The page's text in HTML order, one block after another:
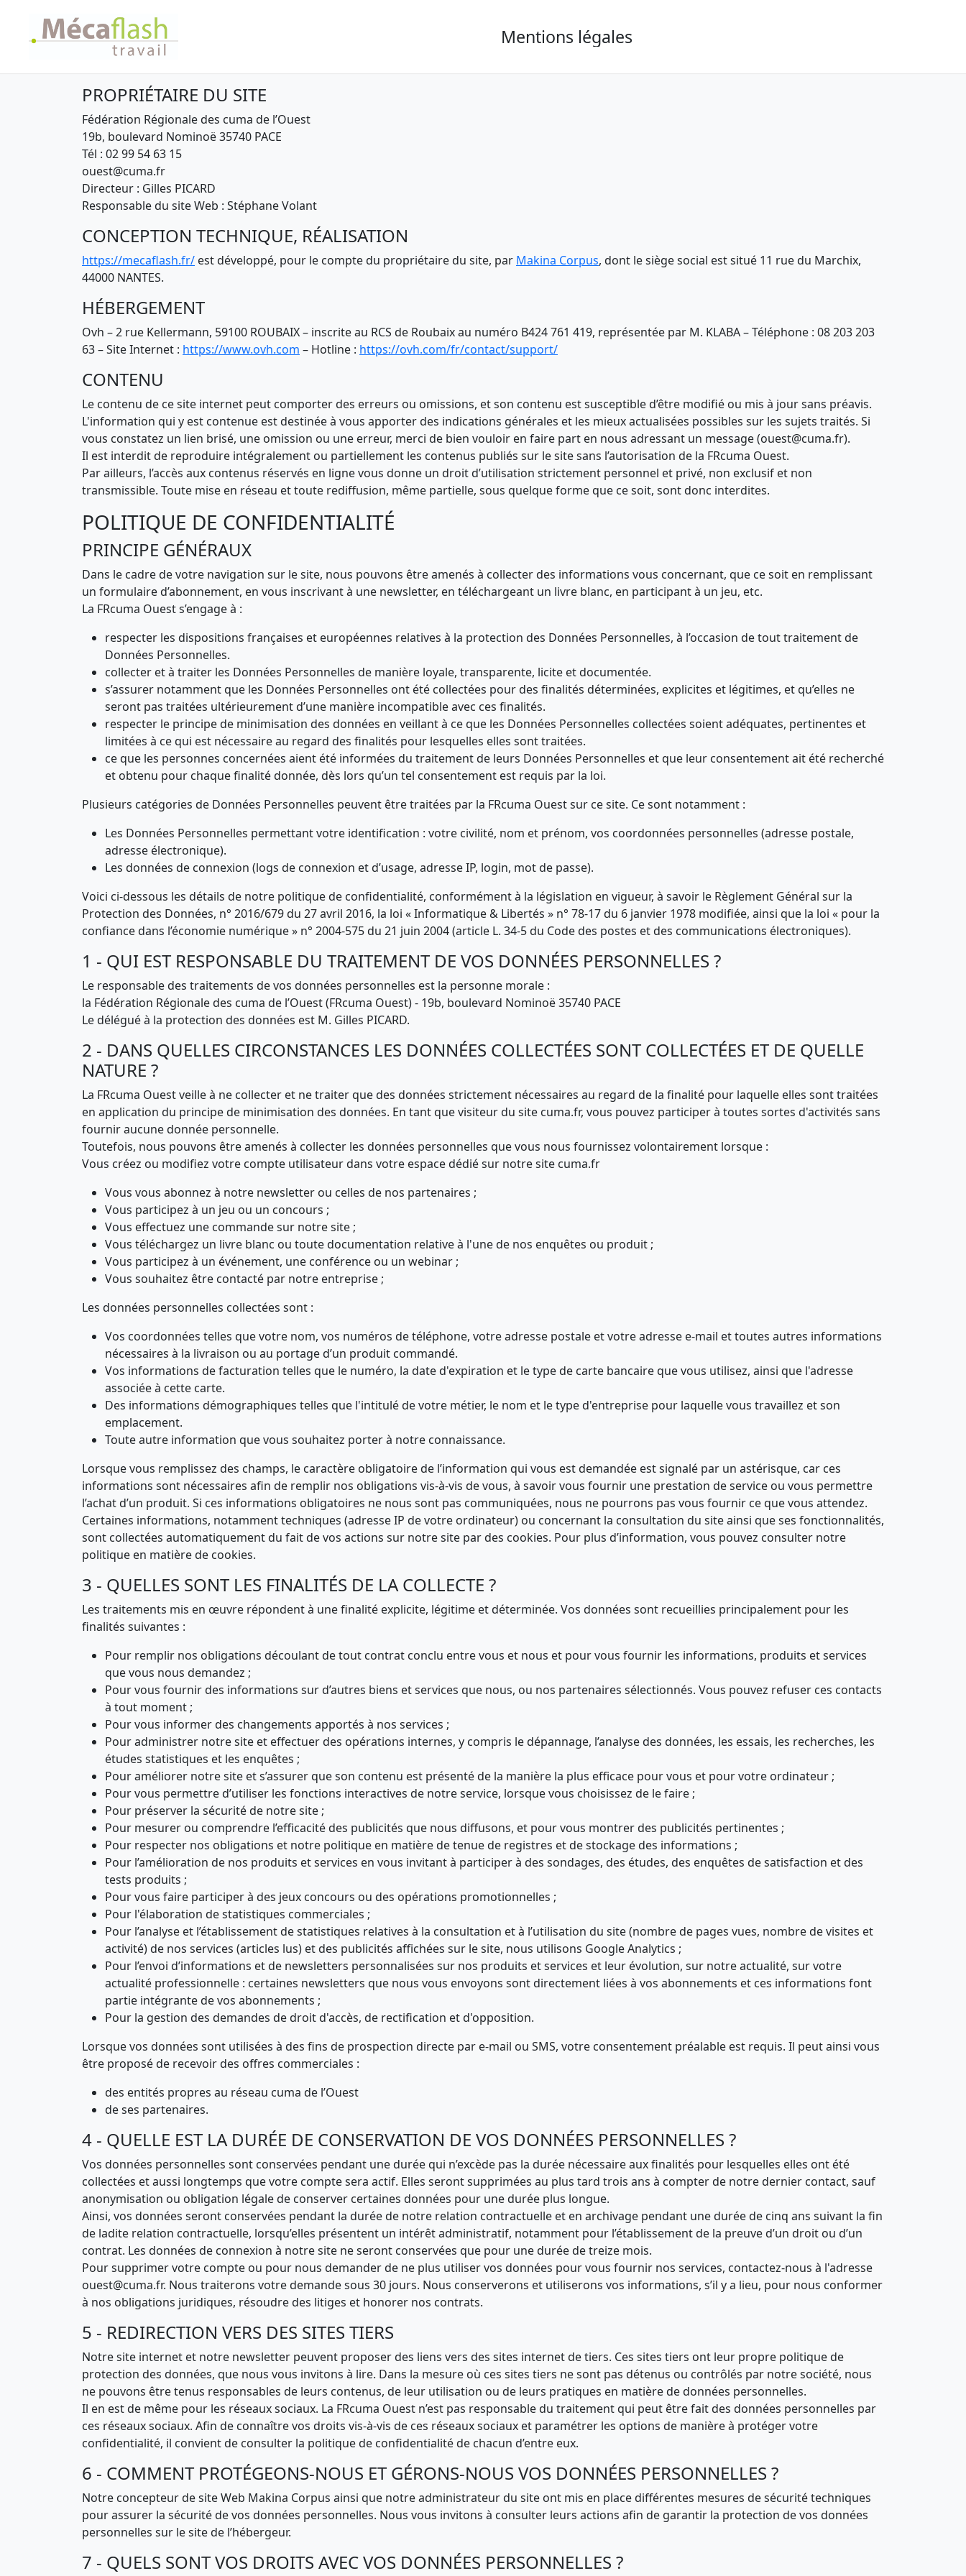
Mentions légales
PROPRIÉTAIRE DU SITE
Fédération Régionale des cuma de l’Ouest
19b, boulevard Nominoë 35740 PACE
Tél : 02 99 54 63 15
ouest@cuma.fr
Directeur : Gilles PICARD
Responsable du site Web : Stéphane Volant
CONCEPTION TECHNIQUE, RÉALISATION
https://mecaflash.fr/ est développé, pour le compte du propriétaire du site, par Makina Corpus, dont le siège social est situé 11 rue du Marchix,
44000 NANTES.
HÉBERGEMENT
Ovh – 2 rue Kellermann, 59100 ROUBAIX – inscrite au RCS de Roubaix au numéro B424 761 419, représentée par M. KLABA – Téléphone : 08 203 203
63 – Site Internet : https://www.ovh.com – Hotline : https://ovh.com/fr/contact/support/
CONTENU
Le contenu de ce site internet peut comporter des erreurs ou omissions, et son contenu est susceptible d’être modifié ou mis à jour sans préavis.
L'information qui y est contenue est destinée à vous apporter des indications générales et les mieux actualisées possibles sur les sujets traités. Si
vous constatez un lien brisé, une omission ou une erreur, merci de bien vouloir en faire part en nous adressant un message (ouest@cuma.fr).
Il est interdit de reproduire intégralement ou partiellement les contenus publiés sur le site sans l’autorisation de la FRcuma Ouest.
Par ailleurs, l’accès aux contenus réservés en ligne vous donne un droit d’utilisation strictement personnel et privé, non exclusif et non
transmissible. Toute mise en réseau et toute rediffusion, même partielle, sous quelque forme que ce soit, sont donc interdites.
POLITIQUE DE CONFIDENTIALITÉ
PRINCIPE GÉNÉRAUX
Dans le cadre de votre navigation sur le site, nous pouvons être amenés à collecter des informations vous concernant, que ce soit en remplissant
un formulaire d’abonnement, en vous inscrivant à une newsletter, en téléchargeant un livre blanc, en participant à un jeu, etc.
La FRcuma Ouest s’engage à :
respecter les dispositions françaises et européennes relatives à la protection des Données Personnelles, à l’occasion de tout traitement de
Données Personnelles.
collecter et à traiter les Données Personnelles de manière loyale, transparente, licite et documentée.
s’assurer notamment que les Données Personnelles ont été collectées pour des finalités déterminées, explicites et légitimes, et qu’elles ne
seront pas traitées ultérieurement d’une manière incompatible avec ces finalités.
respecter le principe de minimisation des données en veillant à ce que les Données Personnelles collectées soient adéquates, pertinentes et
limitées à ce qui est nécessaire au regard des finalités pour lesquelles elles sont traitées.
ce que les personnes concernées aient été informées du traitement de leurs Données Personnelles et que leur consentement ait été recherché
et obtenu pour chaque finalité donnée, dès lors qu’un tel consentement est requis par la loi.
Plusieurs catégories de Données Personnelles peuvent être traitées par la FRcuma Ouest sur ce site. Ce sont notamment :
Les Données Personnelles permettant votre identification : votre civilité, nom et prénom, vos coordonnées personnelles (adresse postale,
adresse électronique).
Les données de connexion (logs de connexion et d’usage, adresse IP, login, mot de passe).
Voici ci-dessous les détails de notre politique de confidentialité, conformément à la législation en vigueur, à savoir le Règlement Général sur la
Protection des Données, n° 2016/679 du 27 avril 2016, la loi « Informatique & Libertés » n° 78-17 du 6 janvier 1978 modifiée, ainsi que la loi « pour la
confiance dans l’économie numérique » n° 2004-575 du 21 juin 2004 (article L. 34-5 du Code des postes et des communications électroniques).
1 - QUI EST RESPONSABLE DU TRAITEMENT DE VOS DONNÉES PERSONNELLES ?
Le responsable des traitements de vos données personnelles est la personne morale :
la Fédération Régionale des cuma de l’Ouest (FRcuma Ouest) - 19b, boulevard Nominoë 35740 PACE
Le délégué à la protection des données est M. Gilles PICARD.
2 - DANS QUELLES CIRCONSTANCES LES DONNÉES COLLECTÉES SONT COLLECTÉES ET DE QUELLE
NATURE ?
La FRcuma Ouest veille à ne collecter et ne traiter que des données strictement nécessaires au regard de la finalité pour laquelle elles sont traitées
en application du principe de minimisation des données. En tant que visiteur du site cuma.fr, vous pouvez participer à toutes sortes d'activités sans
fournir aucune donnée personnelle.
Toutefois, nous pouvons être amenés à collecter les données personnelles que vous nous fournissez volontairement lorsque :
Vous créez ou modifiez votre compte utilisateur dans votre espace dédié sur notre site cuma.fr
Vous vous abonnez à notre newsletter ou celles de nos partenaires ;
Vous participez à un jeu ou un concours ;
Vous effectuez une commande sur notre site ;
Vous téléchargez un livre blanc ou toute documentation relative à l'une de nos enquêtes ou produit ;
Vous participez à un événement, une conférence ou un webinar ;
Vous souhaitez être contacté par notre entreprise ;
Les données personnelles collectées sont :
Vos coordonnées telles que votre nom, vos numéros de téléphone, votre adresse postale et votre adresse e-mail et toutes autres informations
nécessaires à la livraison ou au portage d’un produit commandé.
Vos informations de facturation telles que le numéro, la date d'expiration et le type de carte bancaire que vous utilisez, ainsi que l'adresse
associée à cette carte.
Des informations démographiques telles que l'intitulé de votre métier, le nom et le type d'entreprise pour laquelle vous travaillez et son
emplacement.
Toute autre information que vous souhaitez porter à notre connaissance.
Lorsque vous remplissez des champs, le caractère obligatoire de l’information qui vous est demandée est signalé par un astérisque, car ces
informations sont nécessaires afin de remplir nos obligations vis-à-vis de vous, à savoir vous fournir une prestation de service ou vous permettre
l’achat d’un produit. Si ces informations obligatoires ne nous sont pas communiquées, nous ne pourrons pas vous fournir ce que vous attendez.
Certaines informations, notamment techniques (adresse IP de votre ordinateur) ou concernant la consultation du site ainsi que ses fonctionnalités,
sont collectées automatiquement du fait de vos actions sur notre site par des cookies. Pour plus d’information, vous pouvez consulter notre
politique en matière de cookies.
3 - QUELLES SONT LES FINALITÉS DE LA COLLECTE ?
Les traitements mis en œuvre répondent à une finalité explicite, légitime et déterminée. Vos données sont recueillies principalement pour les
finalités suivantes :
Pour remplir nos obligations découlant de tout contrat conclu entre vous et nous et pour vous fournir les informations, produits et services
que vous nous demandez ;
Pour vous fournir des informations sur d’autres biens et services que nous, ou nos partenaires sélectionnés. Vous pouvez refuser ces contacts
à tout moment ;
Pour vous informer des changements apportés à nos services ;
Pour administrer notre site et effectuer des opérations internes, y compris le dépannage, l’analyse des données, les essais, les recherches, les
études statistiques et les enquêtes ;
Pour améliorer notre site et s’assurer que son contenu est présenté de la manière la plus efficace pour vous et pour votre ordinateur ;
Pour vous permettre d’utiliser les fonctions interactives de notre service, lorsque vous choisissez de le faire ;
Pour préserver la sécurité de notre site ;
Pour mesurer ou comprendre l’efficacité des publicités que nous diffusons, et pour vous montrer des publicités pertinentes ;
Pour respecter nos obligations et notre politique en matière de tenue de registres et de stockage des informations ;
Pour l’amélioration de nos produits et services en vous invitant à participer à des sondages, des études, des enquêtes de satisfaction et des
tests produits ;
Pour vous faire participer à des jeux concours ou des opérations promotionnelles ;
Pour l'élaboration de statistiques commerciales ;
Pour l’analyse et l’établissement de statistiques relatives à la consultation et à l’utilisation du site (nombre de pages vues, nombre de visites et
activité) de nos services (articles lus) et des publicités affichées sur le site, nous utilisons Google Analytics ;
Pour l’envoi d’informations et de newsletters personnalisées sur nos produits et services et leur évolution, sur notre actualité, sur votre
actualité professionnelle : certaines newsletters que nous vous envoyons sont directement liées à vos abonnements et ces informations font
partie intégrante de vos abonnements ;
Pour la gestion des demandes de droit d'accès, de rectification et d'opposition.
Lorsque vos données sont utilisées à des fins de prospection directe par e-mail ou SMS, votre consentement préalable est requis. Il peut ainsi vous
être proposé de recevoir des offres commerciales :
des entités propres au réseau cuma de l’Ouest
de ses partenaires.
4 - QUELLE EST LA DURÉE DE CONSERVATION DE VOS DONNÉES PERSONNELLES ?
Vos données personnelles sont conservées pendant une durée qui n’excède pas la durée nécessaire aux finalités pour lesquelles elles ont été
collectées et aussi longtemps que votre compte sera actif. Elles seront supprimées au plus tard trois ans à compter de notre dernier contact, sauf
anonymisation ou obligation légale de conserver certaines données pour une durée plus longue.
Ainsi, vos données seront conservées pendant la durée de notre relation contractuelle et en archivage pendant une durée de cinq ans suivant la fin
de ladite relation contractuelle, lorsqu’elles présentent un intérêt administratif, notamment pour l’établissement de la preuve d’un droit ou d’un
contrat. Les données de connexion à notre site ne seront conservées que pour une durée de treize mois.
Pour supprimer votre compte ou pour nous demander de ne plus utiliser vos données pour vous fournir nos services, contactez-nous à l'adresse
ouest@cuma.fr. Nous traiterons votre demande sous 30 jours. Nous conserverons et utiliserons vos informations, s’il y a lieu, pour nous conformer
à nos obligations juridiques, résoudre des litiges et honorer nos contrats.
5 - REDIRECTION VERS DES SITES TIERS
Notre site internet et notre newsletter peuvent proposer des liens vers des sites internet de tiers. Ces sites tiers ont leur propre politique de
protection des données, que nous vous invitons à lire. Dans la mesure où ces sites tiers ne sont pas détenus ou contrôlés par notre société, nous
ne pouvons être tenus responsables de leurs contenus, de leur utilisation ou de leurs pratiques en matière de données personnelles.
Il en est de même pour les réseaux sociaux. La FRcuma Ouest n’est pas responsable du traitement qui peut être fait des données personnelles par
ces réseaux sociaux. Afin de connaître vos droits vis-à-vis de ces réseaux sociaux et paramétrer les options de manière à protéger votre
confidentialité, il convient de consulter la politique de confidentialité de chacun d’entre eux.
6 - COMMENT PROTÉGEONS-NOUS ET GÉRONS-NOUS VOS DONNÉES PERSONNELLES ?
Notre concepteur de site Web Makina Corpus ainsi que notre administrateur du site ont mis en place différentes mesures de sécurité techniques
pour assurer la sécurité de vos données personnelles. Nous vous invitons à consulter leurs actions afin de garantir la protection de vos données
personnelles sur le site de l’hébergeur.
7 - QUELS SONT VOS DROITS AVEC VOS DONNÉES PERSONNELLES ?